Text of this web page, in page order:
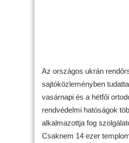
Az országos ukrán
sajtóközleményben
vasárnapi és a hétfői
rendvédelmi hatóságok
alkalmazottja fog
Csaknem 14 ezer